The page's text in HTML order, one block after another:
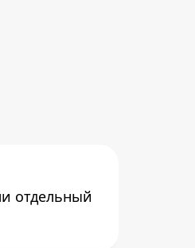
отдельный